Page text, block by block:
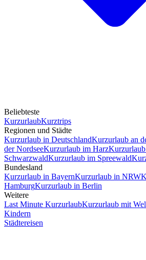
Beliebteste
KurzurlaubKurztrips
Regionen und Städte
Kurzurlaub in DeutschlandKurzurlaub an
der NordseeKurzurlaub im Harz
SchwarzwaldKurzurlaub im Spreewald
Bundesland
Kurzurlaub in BayernKurzurlaub in NRW
HamburgKurzurlaub in Berlin
Weitere
Last Minute KurzurlaubKurzurlaub mit
Kindern
Städtereisen